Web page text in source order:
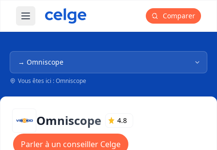
Ouvrir le menu principal Comparer
Navigation dans l'arborescence
Vous êtes ici : Omniscope
Omniscope 4.8
Parler à un conseiller Celge